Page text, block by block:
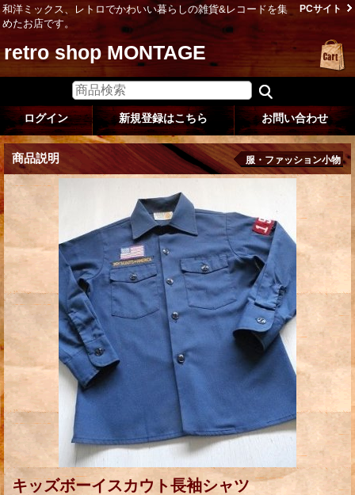
和洋ミックス、レトロでかわいい暮らしの雑貨&レコードを集
めたお店です。
PCサイト
retro shop MONTAGE
ログイン 新規登録はこちら お問い合わせ
商品説明 服・ファッション小物
キッズボーイスカウト長袖シャツ